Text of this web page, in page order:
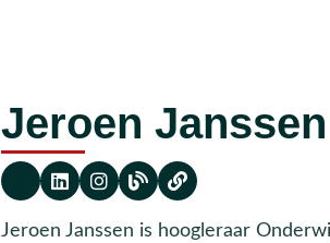
Jeroen Janssen
Jeroen Janssen is hoogleraar